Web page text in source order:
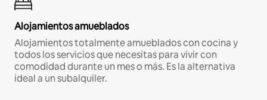
Alojamientos amueblados
Alojamientos totalmente amueblados con cocina y
todos los servicios que necesitas para vivir con
comodidad durante un mes o más. Es la alternativa
ideal a un subalquiler.